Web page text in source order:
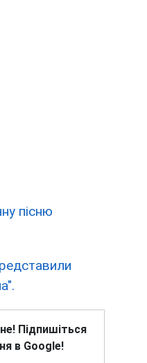
пісню
Підпишіться
в Google!